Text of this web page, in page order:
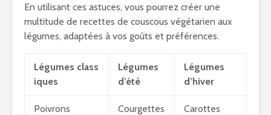
En utilisant ces astuces, vous pourrez créer une
multitude de recettes de couscous végétarien aux
légumes, adaptées à vos goûts et préférences.
Légumes class
iques
Légumes
d’été
Légumes
d’hiver
Poivrons Courgettes Carottes